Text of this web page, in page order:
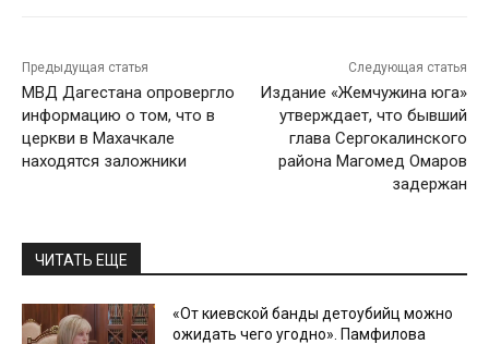
Предыдущая статья
МВД Дагестана опровергло
информацию о том, что в
церкви в Махачкале
находятся заложники
Следующая статья
Издание «Жемчужина юга»
утверждает, что бывший
глава Сергокалинского
района Магомед Омаров
задержан
ЧИТАТЬ ЕЩЕ
«От киевской банды детоубийц можно
ожидать чего угодно». Памфилова